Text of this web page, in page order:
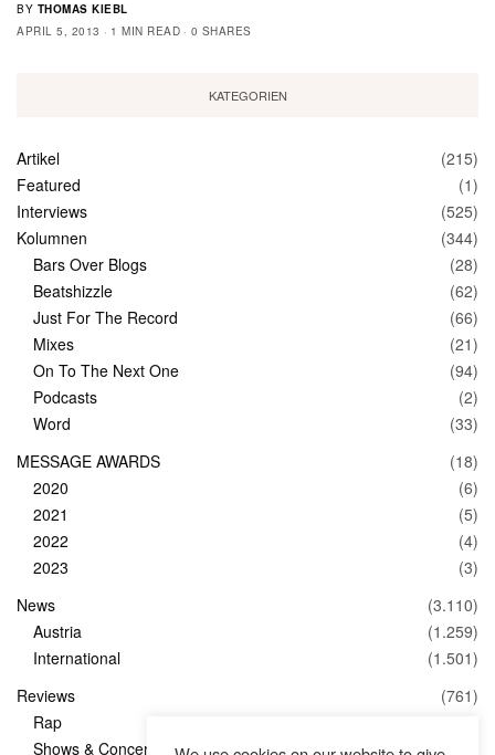
BY THOMAS KIEBL
APRIL 5, 2013
1 MIN READ 0 SHARES
KATEGORIEN
Artikel
(215)
Featured
(1)
Interviews
(525)
Kolumnen
(344)
Bars Over Blogs
(28)
Beatshizzle
(62)
Just For The Record
(66)
Mixes
(21)
On To The Next One
(94)
Podcasts
(2)
Word
(33)
MESSAGE AWARDS
(18)
2020
(6)
2021
(5)
2022
(4)
2023
(3)
News
(3.110)
Austria
(1.259)
International
(1.501)
Reviews
(761)
Rap
Shows & Concerts
(347)